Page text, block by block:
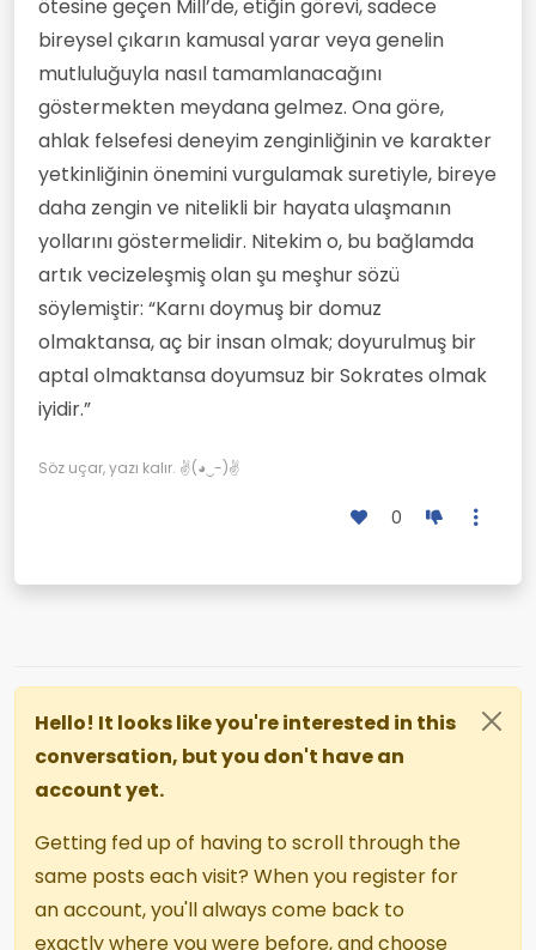
ötesine geçen Mill’de, etiğin görevi, sadece
bireysel çıkarın kamusal yarar veya genelin
mutluluğuyla nasıl tamamlanacağını
göstermekten meydana gelmez. Ona göre,
ahlak felsefesi deneyim zenginliğinin ve karakter
yetkinliğinin önemini vurgulamak suretiyle, bireye
daha zengin ve nitelikli bir hayata ulaşmanın
yollarını göstermelidir. Nitekim o, bu bağlamda
artık vecizeleşmiş olan şu meşhur sözü
söylemiştir: “Karnı doymuş bir domuz
olmaktansa, aç bir insan olmak; doyurulmuş bir
aptal olmaktansa doyumsuz bir Sokrates olmak
iyidir.”
Söz uçar, yazı kalır. ✌(◕‿-)✌
0
Hello! It looks like you're interested in this
conversation, but you don't have an
account yet.
Getting fed up of having to scroll through the
same posts each visit? When you register for
an account, you'll always come back to
exactly where you were before, and choose